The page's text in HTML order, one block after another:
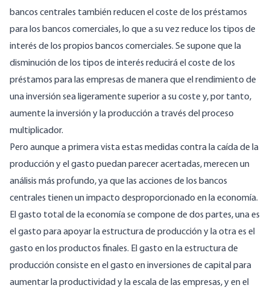
bancos centrales también reducen el coste de los préstamos
para los bancos comerciales, lo que a su vez reduce los tipos de
interés de los propios bancos comerciales. Se supone que la
disminución de los tipos de interés reducirá el coste de los
préstamos para las empresas de manera que el rendimiento de
una inversión sea ligeramente superior a su coste y, por tanto,
aumente la inversión y la producción a través del proceso
multiplicador.
Pero aunque a primera vista estas medidas contra la caída de la
producción y el gasto puedan parecer acertadas, merecen un
análisis más profundo, ya que las acciones de los bancos
centrales tienen un impacto desproporcionado en la economía.
El gasto total de la economía se compone de dos partes, una es
el gasto para apoyar la estructura de producción y la otra es el
gasto en los productos finales. El gasto en la estructura de
producción consiste en el gasto en inversiones de capital para
aumentar la productividad y la escala de las empresas, y en el